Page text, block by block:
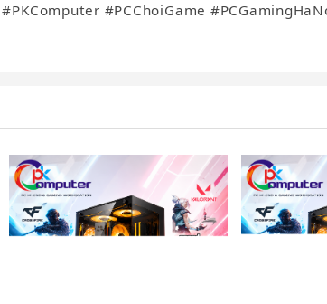
#PCChoiGame